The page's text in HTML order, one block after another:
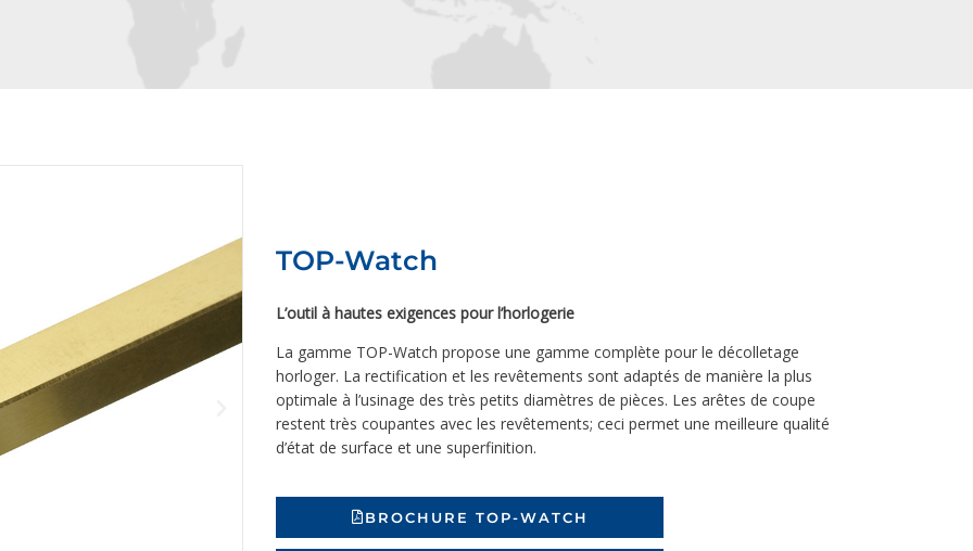
TOP-Watch
L’outil à hautes exigences pour l’horlogerie
La gamme TOP-Watch propose une gamme complète pour le décolletage
horloger. La rectification et les revêtements sont adaptés de manière la plus
optimale à l’usinage des très petits diamètres de pièces. Les arêtes de coupe
restent très coupantes avec les revêtements; ceci permet une meilleure qualité
d’état de surface et une superfinition.
BROCHURE TOP-WATCH